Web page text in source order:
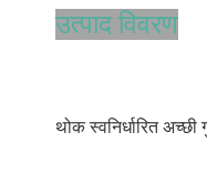
उत्पाद विवरण
थोक स्वनिर्धारित